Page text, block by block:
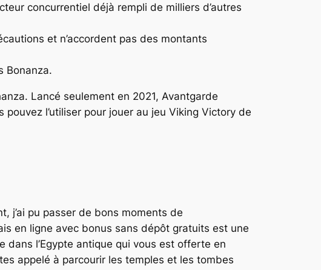
concurrentiel déjà rempli de milliers d’autres
et n’accordent pas des montants
Bonanza.
Lancé seulement en 2021, Avantgarde
l’utiliser pour jouer au jeu Viking Victory de
j’ai pu passer de bons moments de
en ligne avec bonus sans dépôt gratuits est une
dans l’Egypte antique qui vous est offerte en
appelé à parcourir les temples et les tombes